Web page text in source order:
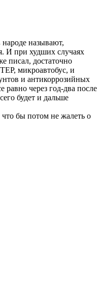
называют,
И при худших случаях
писал, достаточно
микроавтобус, и
и антикоррозийных
равно через год-два после
будет и дальше
бы потом не жалеть о